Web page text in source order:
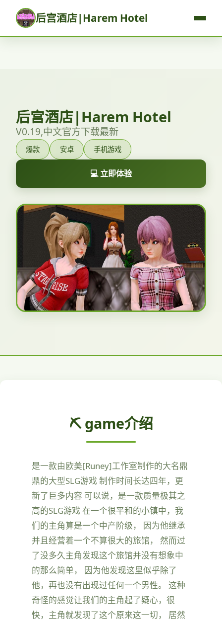
后宫酒店|Harem Hotel
后宫酒店|Harem Hotel
V0.19,中文官方下载最新
爆款 安卓 手机游戏
💻 立即体验
⛏️ game介绍
是一款由欧美[Runey]工作室制作的大名鼎
鼎的大型SLG游戏 制作时间长达四年，更
新了巨多内容 可以说，是一款质量极其之
高的SLG游戏 在一个很平和的小镇中，我
们的主角算是一个中产阶级， 因为他继承
并且经营着一个不算很大的旅馆， 然而过
了没多久主角发现这个旅馆并没有想象中
的那么简单， 因为他发现这里似乎除了
他，再也没有出现过任何一个男性。 这种
奇怪的感觉让我们的主角起了疑心，很
快，主角就发现了这个原来这一切， 居然